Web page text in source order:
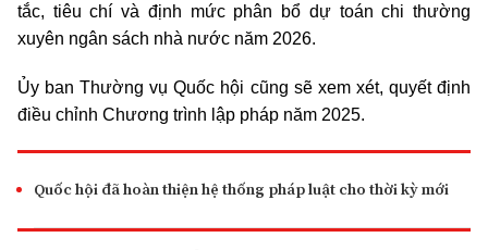
tắc, tiêu chí và định mức phân bổ dự toán chi thường
xuyên ngân sách nhà nước năm 2026.
Ủy ban Thường vụ Quốc hội cũng sẽ xem xét, quyết định
điều chỉnh Chương trình lập pháp năm 2025.
Quốc hội đã hoàn thiện hệ thống pháp luật cho thời kỳ mới